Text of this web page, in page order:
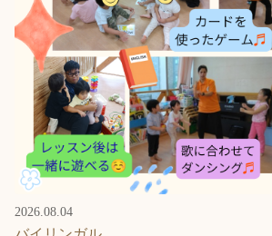
2026.08.04